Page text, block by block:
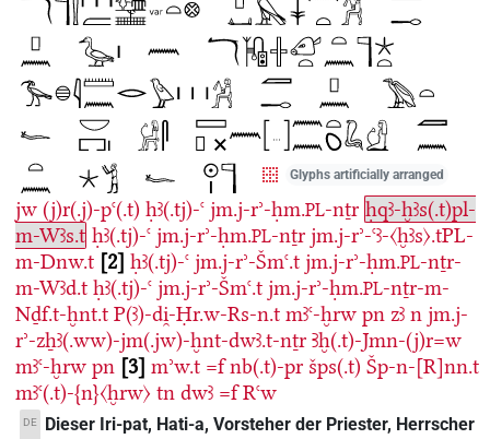
Glyphs artificially arranged
jw (j)r(.j)-pꜥ(.t) ḥꜣ(.tj)-ꜥ jm.j-rʾ-ḥm.PL-nṯr ḥqꜣ-ḫꜣs(.t)pl-
m-Wꜣs.t ḥꜣ(.tj)-ꜥ jm.j-rʾ-ḥm.PL-nṯr jm.j-rʾ-ꜥꜣ-〈ḫꜣs〉.tPL-
m-Dnw.t 2 ḥꜣ(.tj)-ꜥ jm.j-rʾ-Šmꜥ.t jm.j-rʾ-ḥm.PL-nṯr-
m-Wꜣd.t ḥꜣ(.tj)-ꜥ jm.j-rʾ-Šmꜥ.t jm.j-rʾ-ḥm.PL-nṯr-m-
Nḏf.t-ḫnt.t P(ꜣ)-di̯-Ḥr.w-Rs-n.t mꜣꜥ-ḫrw pn zꜣ n jm.j-
rʾ-zẖꜣ(.ww)-jm(.jw)-ḫnt-dwꜣ.t-nṯr Ꜣḫ(.t)-Jmn-(j)r=w
mꜣꜥ-ḫrw pn 3 mʾw.t =f nb(.t)-pr šps(.t) Šp-n-[R]nn.t
mꜣꜥ(.t)-{n}〈ḫrw〉 tn dwꜣ =f Rꜥw
DE Dieser Iri-pat, Hati-a, Vorsteher der Priester, Herrscher